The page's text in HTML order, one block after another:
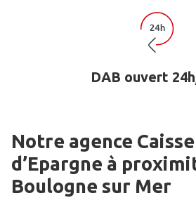
DAB ouvert
Notre agence Caisse
d’Epargne à
Boulogne sur Mer